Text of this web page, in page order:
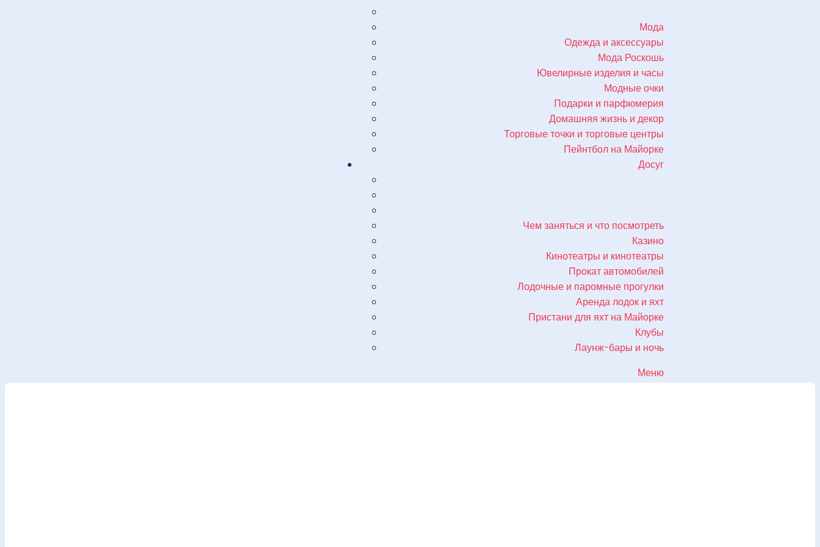
Мода
Одежда и аксессуары
Мода Роскошь
Ювелирные изделия и часы
Модные очки
Подарки и парфюмерия
Домашняя жизнь и декор
Торговые точки и торговые центры
Пейнтбол на Майорке
Досуг
Чем заняться и что посмотреть
Казино
Кинотеатры и кинотеатры
Прокат автомобилей
Лодочные и паромные прогулки
Аренда лодок и яхт
Пристани для яхт на Майорке
Клубы
Лаунж-бары и ночь
Меню